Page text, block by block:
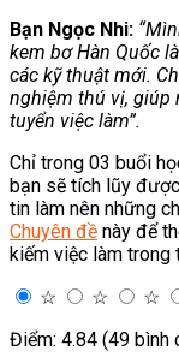
Bạn Ngọc Nhi:
kem bơ Hàn Quốc
các kỹ thuật mới.
nghiệm thú vị,
tuyển việc làm”.
Chỉ trong 03 buổi
bạn sẽ tích lũy
tin làm nên những
Chuyên đề này để
kiếm việc làm trong
☆
☆ ☆
Điểm: 4.84 (49 bình